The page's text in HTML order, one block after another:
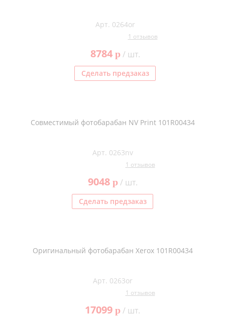
Арт. 0264or
1 отзывов
8784 p/ шт.
Сделать предзаказ
Совместимый фотобарабан NV Print 101R00434
Арт. 0263nv
1 отзывов
9048 p/ шт.
Сделать предзаказ
Оригинальный фотобарабан Xerox 101R00434
Арт. 0263or
1 отзывов
17099 p/ шт.